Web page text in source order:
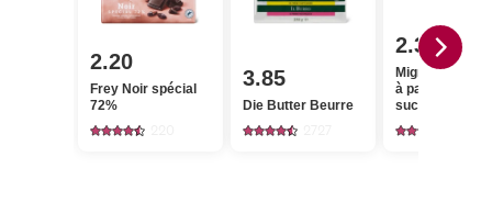
2.20
Frey Noir spécial
72%
3.85
Die Butter Beurre
2.30
Migros Sucre
à partir de
sucre gros
cristaux